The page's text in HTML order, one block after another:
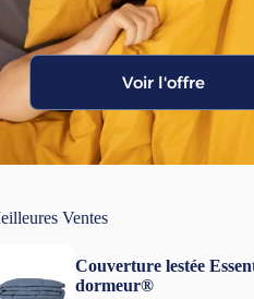
Voir l'offre
Ventes
Couverture lestée
dormeur®